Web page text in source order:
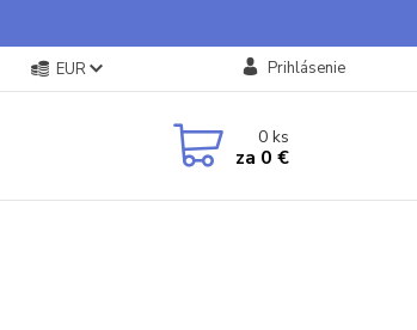
EUR Prihlásenie
0ks
za 0 €